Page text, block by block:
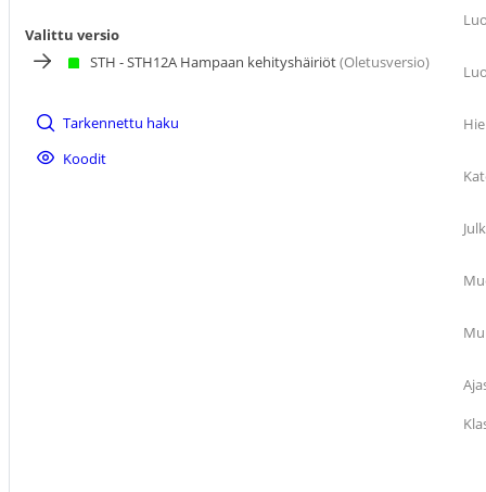
Valittu versio
STH - STH12A Hampaan kehityshäiriöt(Oletusversio)
Tarkennettu haku
Koodit